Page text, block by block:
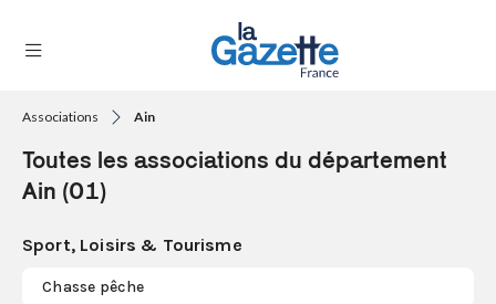
RÉGIONS
FORMATS
TENDANCES
Associations Ain
Toutes les associations du département
Ain (01)
Sport, Loisirs & Tourisme
Chasse pêche